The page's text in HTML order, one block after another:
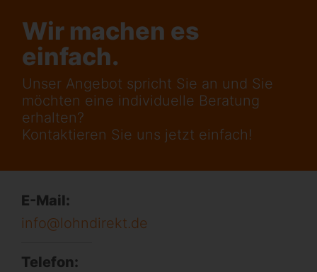
Wir machen es
einfach.
Unser Angebot spricht Sie an und Sie
möchten eine individuelle Beratung
erhalten?
Kontaktieren Sie uns jetzt einfach!
E-Mail:
info@lohndirekt.de
Telefon: